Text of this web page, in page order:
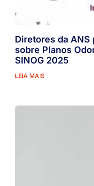
Diretores da ANS
sobre Planos
SINOG 2025
LEIA MAIS